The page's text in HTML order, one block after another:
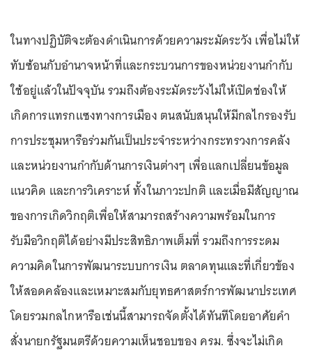
ในทางปฏิบัติจะต้องดำเนินการด้วยความระมัดระวัง เพื่อไม่ให้
ทับซ้อนกับอำนาจหน้าที่และกระบวนการของหน่วยงานกำกับ
ใช้อยู่แล้วในปัจจุบัน รวมถึงต้องระมัดระวังไม่ให้เปิดช่องให้
เกิดการแทรกแซงทางการเมือง ตนสนับสนุนให้มีกลไกรองรับ
การประชุมหารือร่วมกันเป็นประจำระหว่างกระทรวงการคลัง
และหน่วยงานกำกับด้านการเงินต่างๆ เพื่อแลกเปลี่ยนข้อมูล
แนวคิด และการวิเคราะห์ ทั้งในภาวะปกติ และเมื่อมีสัญญาณ
ของการเกิดวิกฤติเพื่อให้สามารถสร้างความพร้อมในการ
รับมือวิกฤติได้อย่างมีประสิทธิภาพเต็มที่ รวมถึงการระดม
ความคิดในการพัฒนาระบบการเงิน ตลาดทุนและที่เกี่ยวข้อง
ให้สอดคล้องและเหมาะสมกับยุทธศาสตร์การพัฒนาประเทศ
โดยรวมกลไกหารือเช่นนี้สามารถจัดตั้งได้ทันทีโดยอาศัยคำ
สั่งนายกรัฐมนตรีด้วยความเห็นชอบของ ครม. ซึ่งจะไม่เกิด